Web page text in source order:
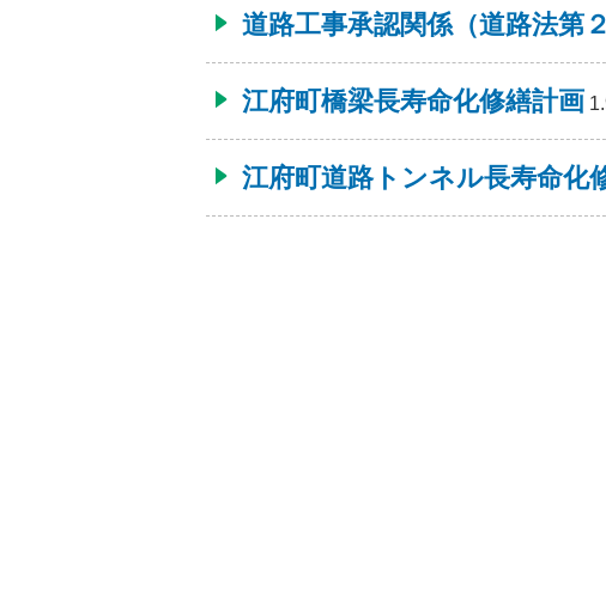
道路工事承認関係（道路法第２
江府町橋梁長寿命化修繕計画
江府町道路トンネル長寿命化